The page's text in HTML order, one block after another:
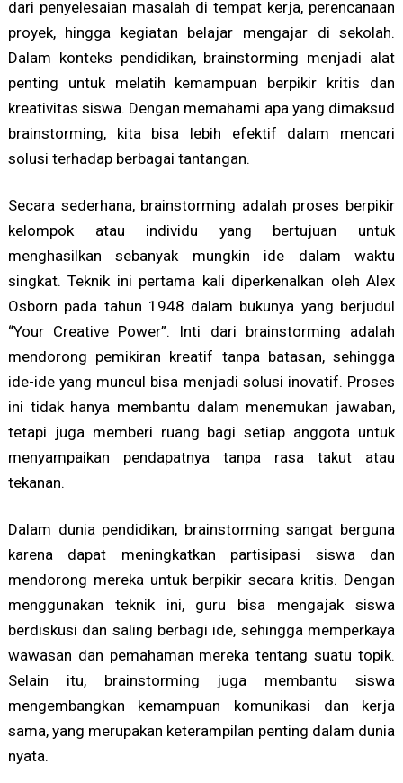
dari penyelesaian masalah di tempat kerja, perencanaan
proyek, hingga kegiatan belajar mengajar di sekolah.
Dalam konteks pendidikan, brainstorming menjadi alat
penting untuk melatih kemampuan berpikir kritis dan
kreativitas siswa. Dengan memahami apa yang dimaksud
brainstorming, kita bisa lebih efektif dalam mencari
solusi terhadap berbagai tantangan.
Secara sederhana, brainstorming adalah proses berpikir
kelompok atau individu yang bertujuan untuk
menghasilkan sebanyak mungkin ide dalam waktu
singkat. Teknik ini pertama kali diperkenalkan oleh Alex
Osborn pada tahun 1948 dalam bukunya yang berjudul
“Your Creative Power”. Inti dari brainstorming adalah
mendorong pemikiran kreatif tanpa batasan, sehingga
ide-ide yang muncul bisa menjadi solusi inovatif. Proses
ini tidak hanya membantu dalam menemukan jawaban,
tetapi juga memberi ruang bagi setiap anggota untuk
menyampaikan pendapatnya tanpa rasa takut atau
tekanan.
Dalam dunia pendidikan, brainstorming sangat berguna
karena dapat meningkatkan partisipasi siswa dan
mendorong mereka untuk berpikir secara kritis. Dengan
menggunakan teknik ini, guru bisa mengajak siswa
berdiskusi dan saling berbagi ide, sehingga memperkaya
wawasan dan pemahaman mereka tentang suatu topik.
Selain itu, brainstorming juga membantu siswa
mengembangkan kemampuan komunikasi dan kerja
sama, yang merupakan keterampilan penting dalam dunia
nyata.